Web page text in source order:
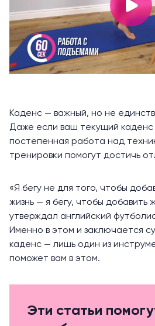
Каденс — важный, но не
Даже если ваш текущий
постепенная работа над
тренировки помогут достичь
«Я бегу не для того, чтобы
жизнь — я бегу, чтобы добавить
утверждал английский
Именно в этом и заключается
каденс — лишь один из
поможет вам в этом.
Эти статьи